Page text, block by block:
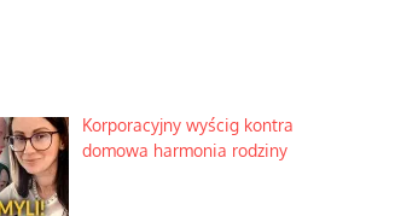
Korporacyjny wyścig kontra
domowa harmonia rodziny